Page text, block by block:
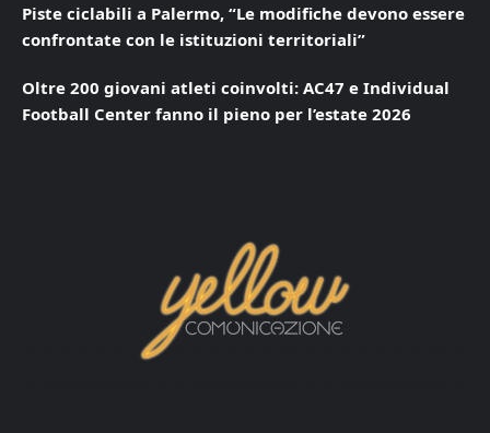
Piste ciclabili a Palermo, “Le modifiche devono essere
confrontate con le istituzioni territoriali”
Oltre 200 giovani atleti coinvolti: AC47 e Individual
Football Center fanno il pieno per l’estate 2026